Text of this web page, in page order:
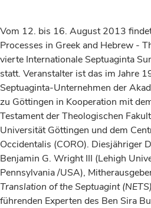
Vom 12. bis 16. August 2013
Processes in Greek and Hebrew -
vierte Internationale Septuaginta
statt. Veranstalter ist das im Jahre
Septuaginta-Unternehmen der
zu Göttingen in Kooperation mit
Testament der Theologischen
Universität Göttingen und dem
Occidentalis (CORO). Diesjähriger
Benjamin G. Wright III (Lehigh
Pennsylvania /USA),
Translation of the Septuagint (NETS)
führenden Experten des Ben Sira